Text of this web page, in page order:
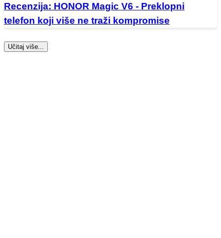
Recenzija: HONOR Magic V6 - Preklopni
telefon koji više ne traži kompromise
Učitaj više...